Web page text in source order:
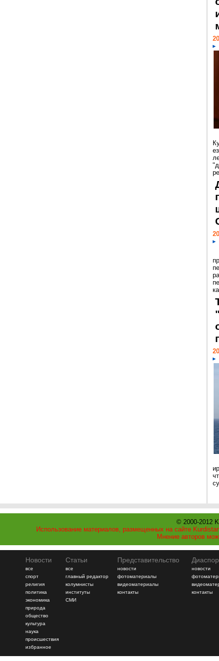
© 2000-2012
Использование материалов, размещенных на сайте
Мнение авторов
Новости
все
спорт
религия
политика
экономика
природа
общество
культура
наука
происшествия
избранное
Статьи
все
главный редактор
колумнисты
институты
СМИ
Представительство
новости
фотоматериалы
видеоматериалы
контакты
новости
контакты